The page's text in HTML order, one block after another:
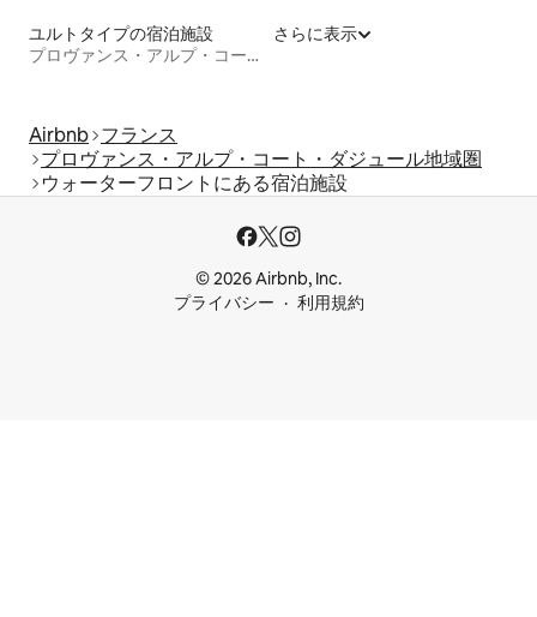
ユルトタイプの宿泊施設
プロヴァンス・アルプ・コート・ダジュール地域圏
さらに表示
Airbnb フランス
プロヴァンス・アルプ・コート・ダジュール地域圏
ウォーターフロントにある宿泊施設
© 2026 Airbnb, Inc.
プライバシー
利用規約